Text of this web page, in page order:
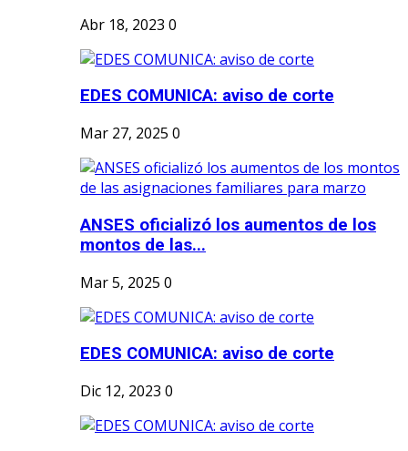
Abr 18, 2023 0
EDES COMUNICA: aviso de corte
Mar 27, 2025 0
ANSES oficializó los aumentos de los
montos de las...
Mar 5, 2025 0
EDES COMUNICA: aviso de corte
Dic 12, 2023 0